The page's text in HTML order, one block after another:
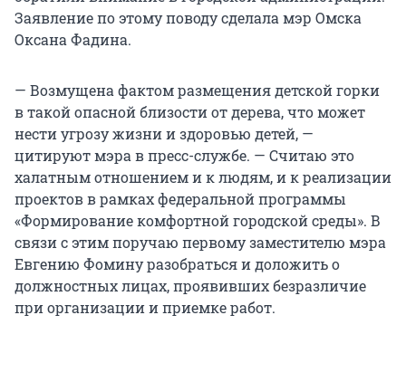
Заявление по этому поводу сделала мэр Омска
Оксана Фадина.
— Возмущена фактом размещения детской горки
в такой опасной близости от дерева, что может
нести угрозу жизни и здоровью детей, —
цитируют мэра в пресс-службе. — Считаю это
халатным отношением и к людям, и к реализации
проектов в рамках федеральной программы
«Формирование комфортной городской среды». В
связи с этим поручаю первому заместителю мэра
Евгению Фомину разобраться и доложить о
должностных лицах, проявивших безразличие
при организации и приемке работ.